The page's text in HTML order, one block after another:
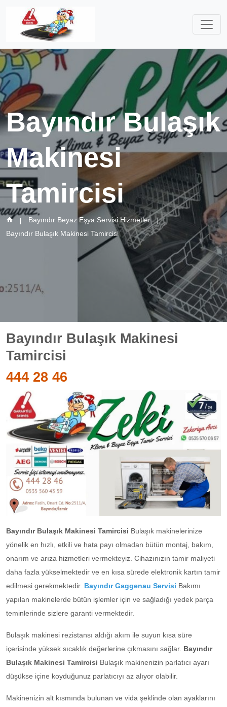
Bayındır Bulaşık
Makinesi
Tamircisi
Bayındır Beyaz Eşya Servisi Hizmetler
Bayındır Bulaşık Makinesi Tamircisi
Bayındır Bulaşık Makinesi
Tamircisi
444 28 46
Bayındır Bulaşık Makinesi Tamircisi Bulaşık makinelerinize
yönelik en hızlı, etkili ve hata payı olmadan bütün montaj, bakım,
onarım ve arıza hizmetleri vermekteyiz. Cihazınızın tamir maliyeti
daha fazla yükselmektedir ve en kısa sürede elektronik kartın tamir
edilmesi gerekmektedir. Bayındır Gaggenau Servisi Bakımı
yapılan makinelerde bütün işlemler için ve sağladığı yedek parça
teminlerinde sizlere garanti vermektedir.
Bulaşık makinesi rezistansı aldığı akım ile suyun kısa süre
içerisinde yüksek sıcaklık değerlerine çıkmasını sağlar. Bayındır
Bulaşık Makinesi Tamircisi Bulaşık makinenizin parlatıcı ayarı
düşükse içine koyduğunuz parlatıcıyı az alıyor olabilir.
Makinenizin alt kısmında bulunan ve vida şeklinde olan ayaklarını